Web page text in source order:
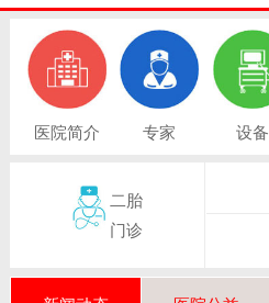
医院简介 专家 设备
二胎
门诊